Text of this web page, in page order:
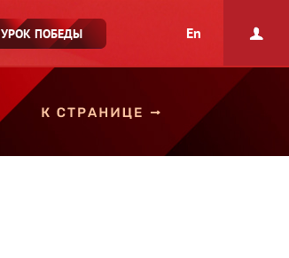
УРОК ПОБЕДЫ En